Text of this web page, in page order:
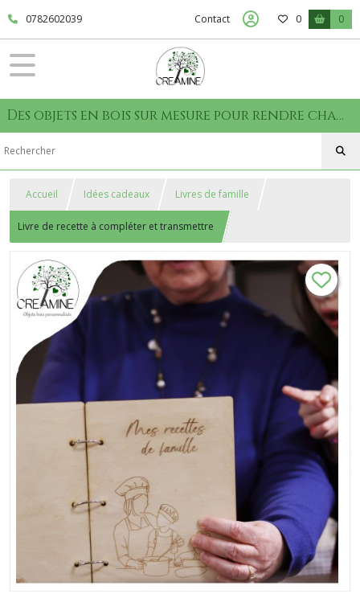
0782602039 Contact 0 0
Des objets en bois sur mesure pour rendre chaque moment unique
Accueil Idées cadeaux Livres de famille
Livre de recette à compléter et transmettre